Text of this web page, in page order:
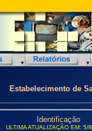
Estabelecimento de
Identificação
ULTIMA ATUALIZAÇÃO EM: